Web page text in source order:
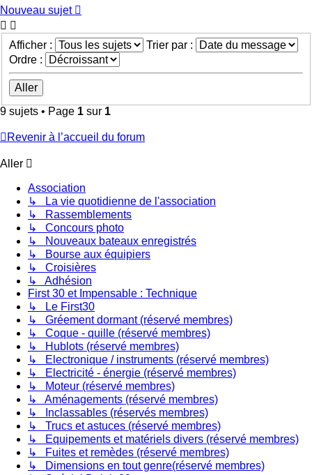
Nouveau sujet
Afficher :
Trier par :
Ordre :
9 sujets • Page 1 sur 1
Revenir à l’accueil du forum
Aller
Association
↳ La vie quotidienne de l'association
↳ Rassemblements
↳ Concours photo
↳ Nouveaux bateaux enregistrés
↳ Bourse aux équipiers
↳ Croisières
↳ Adhésion
First 30 et Impensable : Technique
↳ Le First30
↳ Gréement dormant (réservé membres)
↳ Coque - quille (réservé membres)
↳ Hublots (réservé membres)
↳ Electronique / instruments (réservé membres)
↳ Electricité - énergie (réservé membres)
↳ Moteur (réservé membres)
↳ Aménagements (réservé membres)
↳ Inclassables (réservés membres)
↳ Trucs et astuces (réservé membres)
↳ Equipements et matériels divers (réservé membres)
↳ Fuites et remèdes (réservé membres)
↳ Dimensions en tout genre(réservé membres)